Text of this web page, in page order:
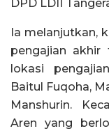
DPD LDII
Ia melanjutkan,
pengajian
lokasi
Baitul Fuqoha,
Manshurin.
Aren yang